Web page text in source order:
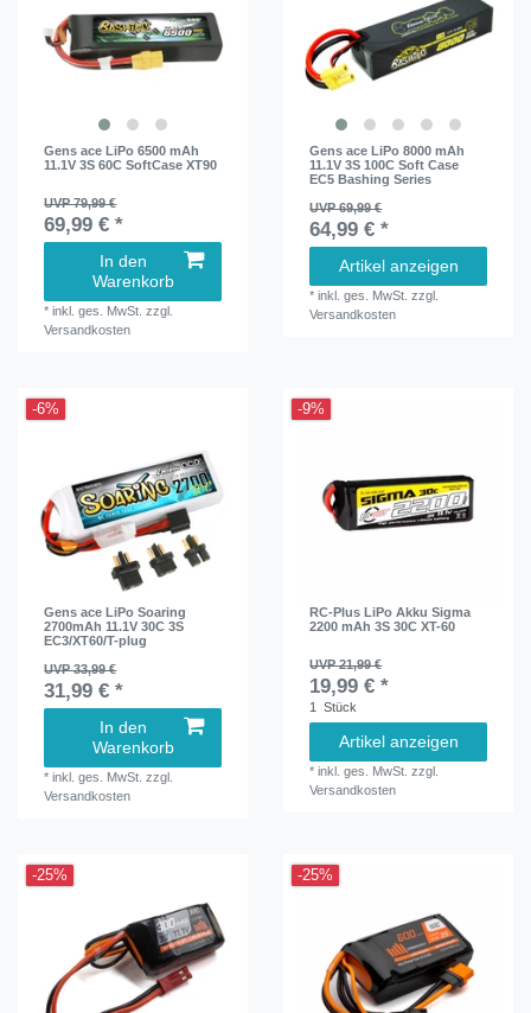
Gens ace LiPo 6500 mAh
11.1V 3S 60C SoftCase XT90
UVP 79,99 €
69,99 € *
In den
Warenkorb
*inkl. ges. MwSt. zzgl.
Versandkosten
Gens ace LiPo 8000 mAh
11.1V 3S 100C Soft Case
EC5 Bashing Series
UVP 69,99 €
64,99 € *
Artikel anzeigen
*inkl. ges. MwSt. zzgl.
Versandkosten
-6%
Gens ace LiPo Soaring
2700mAh 11.1V 30C 3S
EC3/XT60/T-plug
UVP 33,99 €
31,99 € *
In den
Warenkorb
*inkl. ges. MwSt. zzgl.
Versandkosten
-9%
RC-Plus LiPo Akku Sigma
2200 mAh 3S 30C XT-60
UVP 21,99 €
19,99 € *
1 Stück
Artikel anzeigen
*inkl. ges. MwSt. zzgl.
Versandkosten
-25% -25%